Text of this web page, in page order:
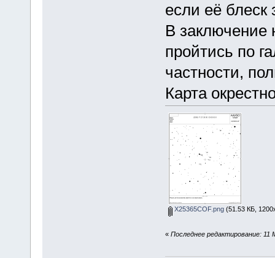
если её блеск
В заключение
пройтись по
частности,
Карта
X25365COF.png(51.53 КБ,
« Последнее редактирование: 11